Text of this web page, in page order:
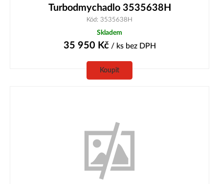
Turbodmychadlo 3535638H
Kód: 3535638H
Skladem
35 950 Kč/ ks bez DPH
Koupit